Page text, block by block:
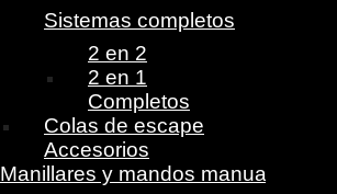
Sistemas completos
2 en 2
2 en 1
Completos
Colas de escape
Accesorios
Manillares y mandos manuales